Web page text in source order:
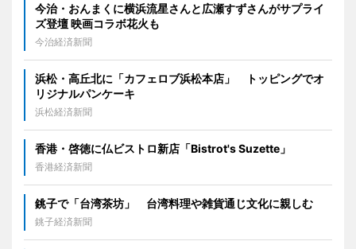
今治・おんまくに横浜流星さんと広瀬すずさんがサプライ
ズ登壇 映画コラボ花火も
今治経済新聞
浜松・高丘北に「カフェロブ浜松本店」 トッピングでオ
リジナルパンケーキ
浜松経済新聞
香港・啓徳に仏ビストロ新店「Bistrot's Suzette」
香港経済新聞
銚子で「台湾茶坊」 台湾料理や雑貨通じ文化に親しむ
銚子経済新聞